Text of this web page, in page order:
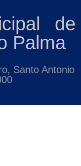
Santo Antonio
de
Palma